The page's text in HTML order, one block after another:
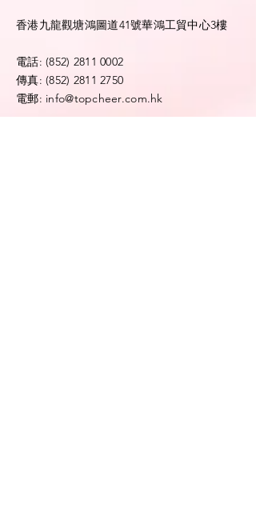
香港九龍觀塘鴻圖道41號華鴻工貿中心3樓
電話: (852) 28110002
傳真:(852) 2811 2750
電郵: info@topcheer.com.hk